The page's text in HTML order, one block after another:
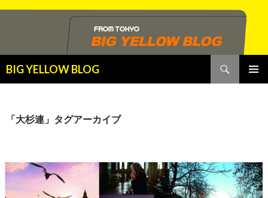
BIG YELLOW BLOG
索
ン
キ
ッ
プ
「大杉連」タグアーカイブ